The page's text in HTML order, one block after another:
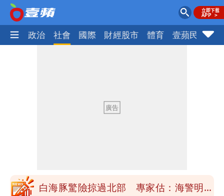
生活 政治 社會 國際 財經股市 體育 壹蘋民調
「終於能交代」 捐500萬獎學金延續愛
白海豚颱風逼近！鄭明典示警「恐遇黑潮
砸重金再買一整桌卡盒
白海豚驚險掠過北部 專家估：海警明發